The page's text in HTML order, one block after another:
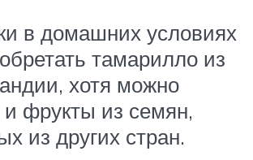
в домашних условиях
тамарилло из
хотя можно
фрукты из семян,
из других стран.